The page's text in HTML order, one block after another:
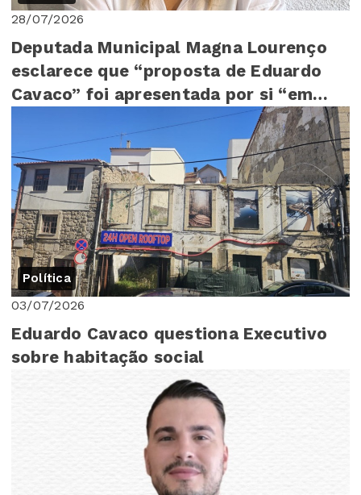
28/07/2026
Deputada Municipal Magna Lourenço
esclarece que “proposta de Eduardo
Cavaco” foi apresentada por si “em
Política
03/07/2026
Eduardo Cavaco questiona Executivo
sobre habitação social